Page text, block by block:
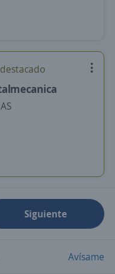
Siguiente
Avísame